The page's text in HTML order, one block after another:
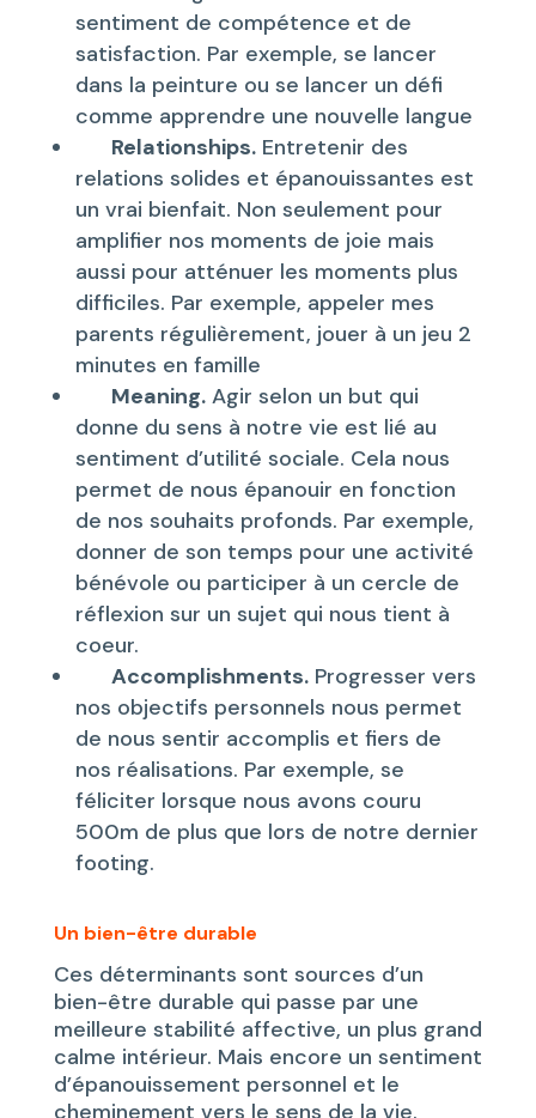
sentiment de compétence et de
satisfaction. Par exemple, se lancer
dans la peinture ou se lancer un défi
comme apprendre une nouvelle langue
Relationships.Entretenir des
relations solides et épanouissantes est
un vrai bienfait. Non seulement pour
amplifier nos moments de joie mais
aussi pour atténuer les moments plus
difficiles. Par exemple, appeler mes
parents régulièrement, jouer à un jeu 2
minutes en famille
Meaning.Agir selon un but qui
donne du sens à notre vie est lié au
sentiment d’utilité sociale. Cela nous
permet de nous épanouir en fonction
de nos souhaits profonds. Par exemple,
donner de son temps pour une activité
bénévole ou participer à un cercle de
réflexion sur un sujet qui nous tient à
coeur.
Accomplishments.Progresser vers
nos objectifs personnels nous permet
de nous sentir accomplis et fiers de
nos réalisations. Par exemple, se
féliciter lorsque nous avons couru
500m de plus que lors de notre dernier
footing.
Un bien-être durable
Ces déterminants sont sources d’un
bien-être durable qui passe par une
meilleure stabilité affective, un plus grand
calme intérieur. Mais encore un sentiment
d’épanouissement personnel et le